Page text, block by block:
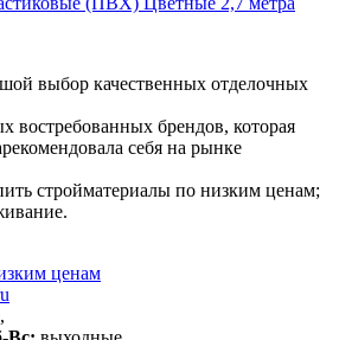
выбор качественных отделочных
востребованных брендов, которая
себя на рынке
стройматериалы по низким ценам;
ценам